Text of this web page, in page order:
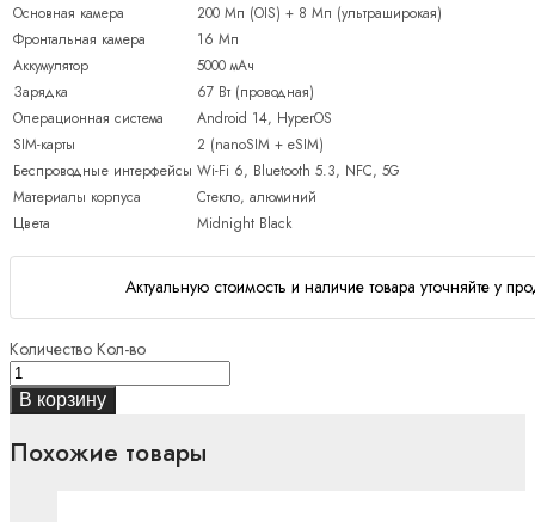
Основная камера
200 Мп (OIS) + 8 Мп (ультраширокая)
Фронтальная камера
16 Мп
Аккумулятор
5000 мАч
Зарядка
67 Вт (проводная)
Операционная система
Android 14, HyperOS
SIM-карты
2 (nanoSIM + eSIM)
Беспроводные интерфейсы Wi-Fi 6, Bluetooth 5.3, NFC, 5G
Материалы корпуса
Стекло, алюминий
Цвета
Midnight Black
Актуальную стоимость и наличие товара уточняйте у
Количество Кол-во
В корзину
Похожие товары